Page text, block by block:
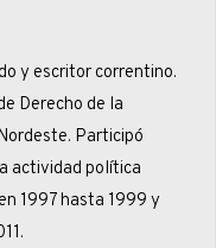
y escritor correntino.
Derecho de la
Participó
actividad política
1997 hasta 1999 y